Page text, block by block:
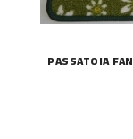
PASSATOIA